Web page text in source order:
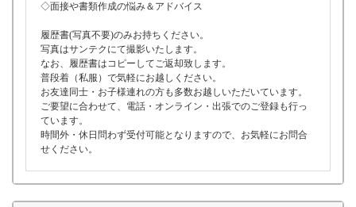
◇面接や書類作成の悩み＆アドバイス
履歴書(写真不要)のみお持ちください。
写真はサンテクにて撮影いたします。
なお、履歴書はコピーしてご返却致します。
普段着（私服）で気軽にお越しください。
お友達同士・お子様連れの方も多数お越しいただいています。
ご要望に合わせて、電話・オンライン・出張でのご登録も行っ
ています。
時間外・休日問わず受付可能となりますので、お気軽にお問合
せください。